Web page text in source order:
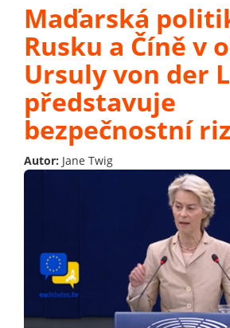
Maďarská
Rusku a Číně v
Ursuly von der
představuje
bezpečnostní
Autor: Jane Twig